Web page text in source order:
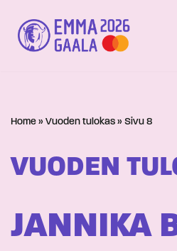
Siirry
suoraan
Home » Vuoden tulokas » Sivu 8
VUODEN
JANNIKA